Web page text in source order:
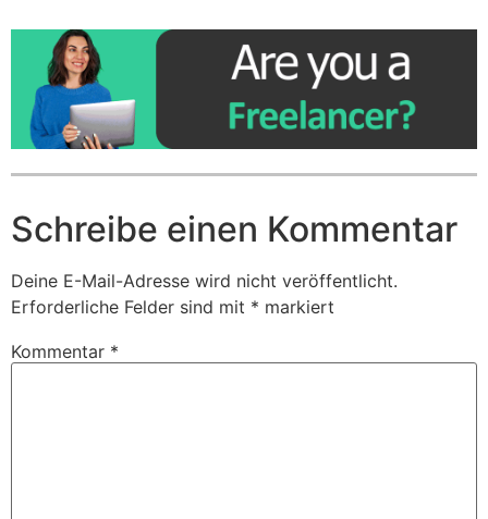
Schreibe einen Kommentar
Deine E-Mail-Adresse wird nicht veröffentlicht.
Erforderliche Felder sind mit * markiert
Kommentar *